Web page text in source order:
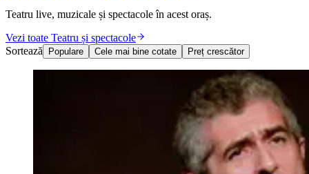
Teatru live, muzicale și spectacole în acest oraș.
Vezi toate Teatru și spectacole
Sortează
Populare Cele mai bine cotate Preț crescător